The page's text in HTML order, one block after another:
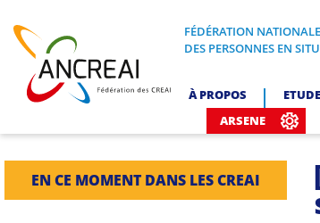
content
ANCREAI
FÉDÉRATION
FÉDÉRATION
DES PERSONNES EN
À PROPOS
ARSENE
EN CE MOMENT DANS LES CREAI